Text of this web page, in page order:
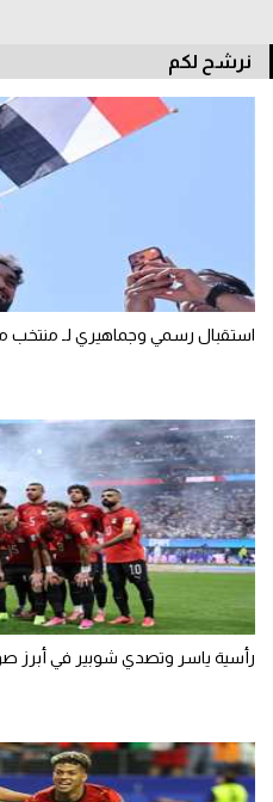
رياضات أخرى
أمم إفريقيا
كرة السلة الأمريكية
كرة طائرة
الوطن العربي
رياضة نسائية
آسيا
أمريكا
ركن الألعاب
أقسام خاصة
ميركاتو
تحقيق في الجول
نرشح لكم
استقبال رسمي وجماهيري لـ منتخب
رأسية ياسر وتصدي شوبير في أبرز